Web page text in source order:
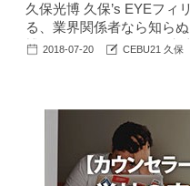
久保光博 久保’s EYEフィ
る、業界関係者なら知ら
博（クボ ミツヒロ）。彼
ン留学は韓国人...
2018-07-20 CEBU21 久保